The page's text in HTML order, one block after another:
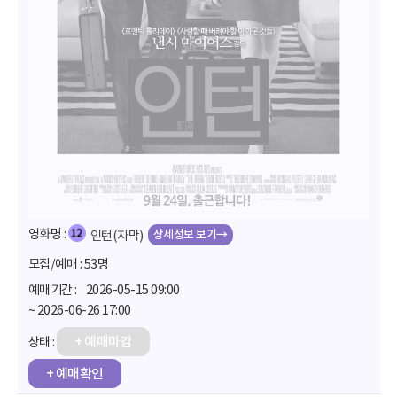
인턴(자막) 상세정보 보기→
53명
2026-05-15 09:00
~ 2026-06-26 17:00
+ 예매마감
+ 예매확인